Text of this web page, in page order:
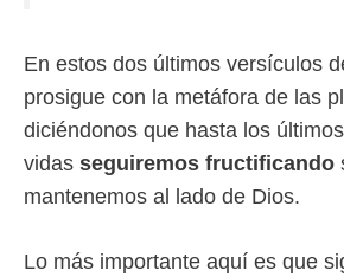
En estos dos últimos versículos
prosigue con la metáfora de las
diciéndonos que hasta los
vidas seguiremos fructificando
mantenemos al lado de Dios.
Lo más importante aquí es que